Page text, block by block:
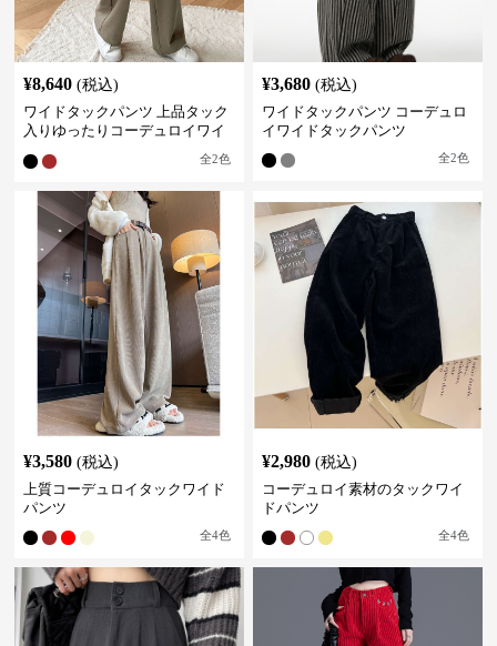
¥8,640 (税込)
ワイドタックパンツ 上品タック
入りゆったりコーデュロイワイ
全2色
¥3,680 (税込)
ワイドタックパンツ コーデュロ
イワイドタックパンツ
全2色
¥3,580 (税込)
上質コーデュロイタックワイド
パンツ
全4色
¥2,980 (税込)
コーデュロイ素材のタックワイ
ドパンツ
全4色